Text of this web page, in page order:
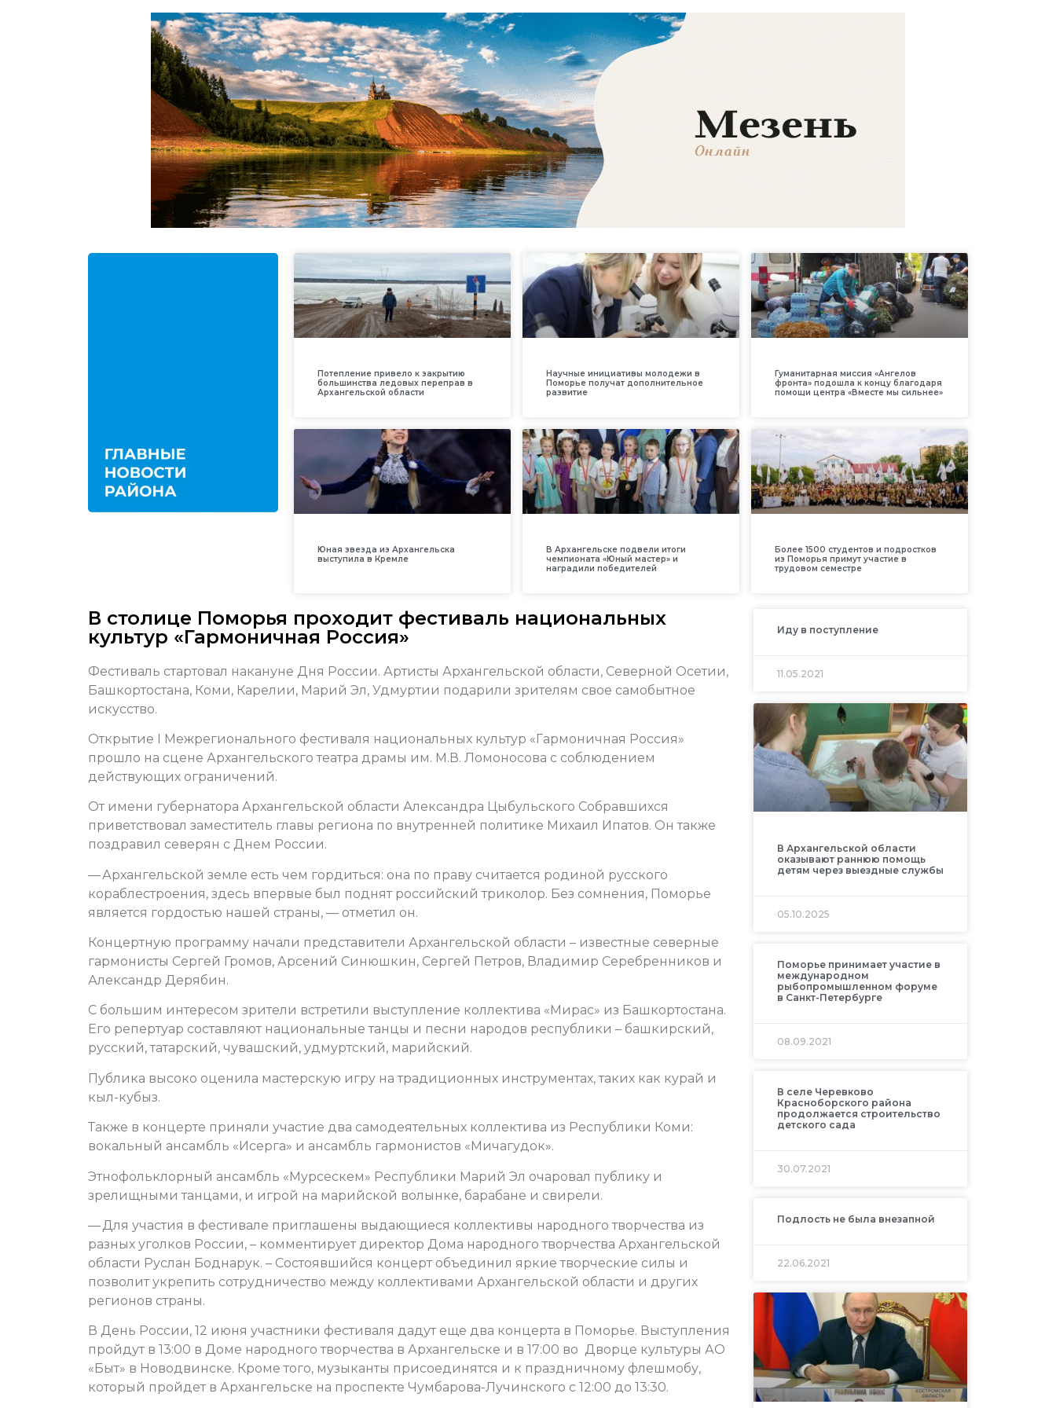
Потепление привело к закрытию
большинства ледовых переправ в
Архангельской области
Научные инициативы молодежи в
Поморье получат дополнительное
развитие
Гуманитарная миссия «Ангелов
фронта» подошла к концу благодаря
помощи центра «Вместе мы сильнее»
Юная звезда из Архангельска
выступила в Кремле
В Архангельске подвели итоги
чемпионата «Юный мастер» и
наградили победителей
Более 1500 студентов и подростков
из Поморья примут участие в
трудовом семестре
В столице Поморья проходит фестиваль национальных
культур «Гармоничная Россия»
Фестиваль стартовал накануне Дня России. Артисты Архангельской области, Северной Осетии,
Башкортостана, Коми, Карелии, Марий Эл, Удмуртии подарили зрителям свое самобытное
искусство.
Открытие I Межрегионального фестиваля национальных культур «Гармоничная Россия»
прошло на сцене Архангельского театра драмы им. М.В. Ломоносова с соблюдением
действующих ограничений.
От имени губернатора Архангельской области Александра Цыбульского Собравшихся
приветствовал заместитель главы региона по внутренней политике Михаил Ипатов. Он также
поздравил северян с Днем России.
— Архангельской земле есть чем гордиться: она по праву считается родиной русского
кораблестроения, здесь впервые был поднят российский триколор. Без сомнения, Поморье
является гордостью нашей страны, — отметил он.
Концертную программу начали представители Архангельской области – известные северные
гармонисты Сергей Громов, Арсений Синюшкин, Сергей Петров, Владимир Серебренников и
Александр Дерябин.
С большим интересом зрители встретили выступление коллектива «Мирас» из Башкортостана.
Его репертуар составляют национальные танцы и песни народов республики – башкирский,
русский, татарский, чувашский, удмуртский, марийский.
Публика высоко оценила мастерскую игру на традиционных инструментах, таких как курай и
кыл-кубыз.
Также в концерте приняли участие два самодеятельных коллектива из Республики Коми:
вокальный ансамбль «Исерга» и ансамбль гармонистов «Мичагудок».
Этнофольклорный ансамбль «Мурсескем» Республики Марий Эл очаровал публику и
зрелищными танцами, и игрой на марийской волынке, барабане и свирели.
— Для участия в фестивале приглашены выдающиеся коллективы народного творчества из
разных уголков России, – комментирует директор Дома народного творчества Архангельской
области Руслан Боднарук. – Состоявшийся концерт объединил яркие творческие силы и
позволит укрепить сотрудничество между коллективами Архангельской области и других
регионов страны.
В День России, 12 июня участники фестиваля дадут еще два концерта в Поморье. Выступления
пройдут в 13:00 в Доме народного творчества в Архангельске и в 17:00 во Дворце культуры АО
«Быт» в Новодвинске. Кроме того, музыканты присоединятся и к праздничному флешмобу,
который пройдет в Архангельске на проспекте Чумбарова-Лучинского с 12:00 до 13:30.
Иду в поступление
11.05.2021
В Архангельской области
оказывают раннюю помощь
детям через выездные службы
05.10.2025
Поморье принимает участие в
международном
рыбопромышленном форуме
в Санкт-Петербурге
08.09.2021
В селе Черевково
Красноборского района
продолжается строительство
детского сада
30.07.2021
Подлость не была внезапной
22.06.2021